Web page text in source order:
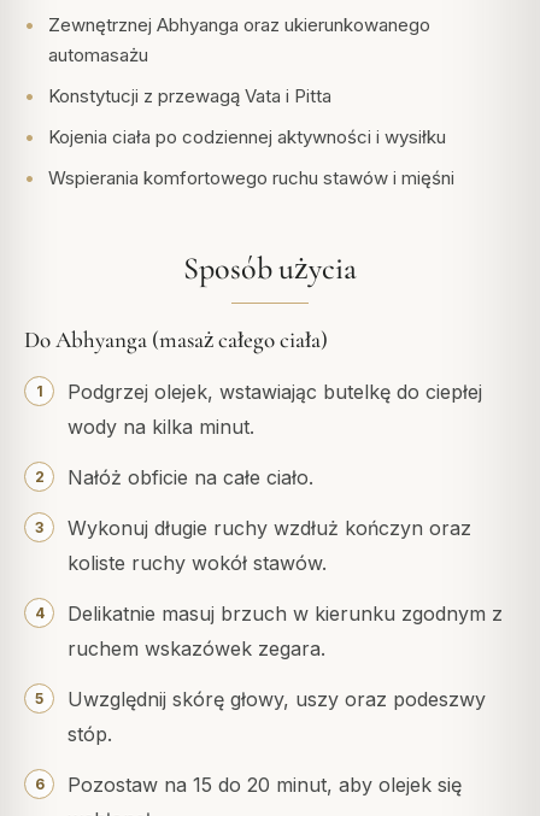
Zewnętrznej Abhyanga oraz ukierunkowanego
automasażu
Konstytucji z przewagą Vata i Pitta
Kojenia ciała po codziennej aktywności i wysiłku
Wspierania komfortowego ruchu stawów i mięśni
Sposób użycia
Do Abhyanga (masaż całego ciała)
Podgrzej olejek, wstawiając butelkę do ciepłej
wody na kilka minut.
Nałóż obficie na całe ciało.
Wykonuj długie ruchy wzdłuż kończyn oraz
koliste ruchy wokół stawów.
Delikatnie masuj brzuch w kierunku zgodnym z
ruchem wskazówek zegara.
Uwzględnij skórę głowy, uszy oraz podeszwy
stóp.
Pozostaw na 15 do 20 minut, aby olejek się